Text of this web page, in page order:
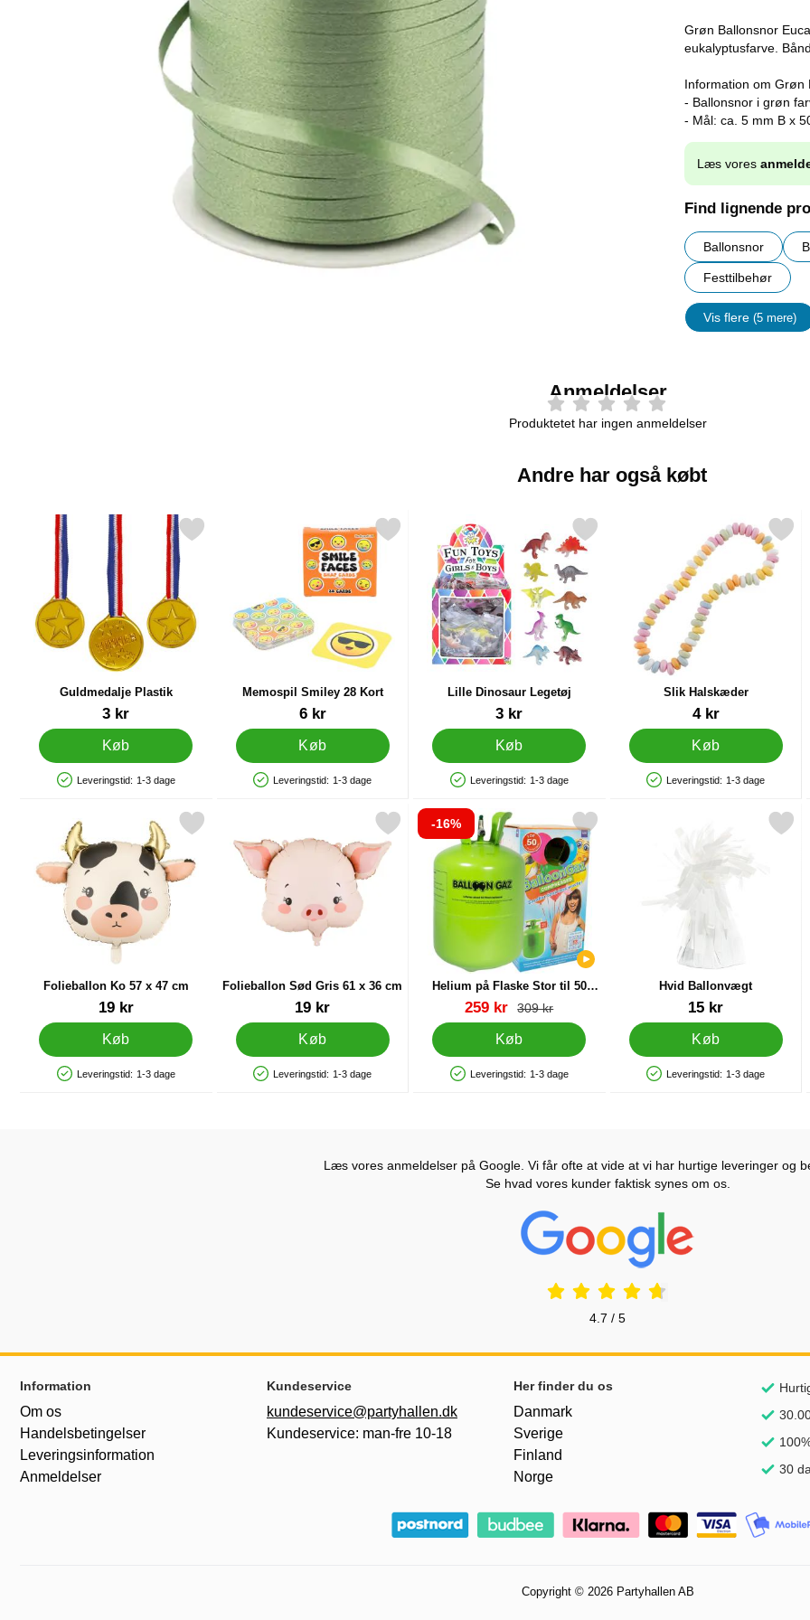
Grøn Ballonsnor
eukalyptusfarve.
Information om Grøn
- Ballonsnor i grøn
- Mål: ca. 5 mm B x
Læs vores
Find lignende
Ballonsnor
Festtilbehør
Vis flere (5 mere)
Anmeldelser
Produktetet har ingen anmeldelser
Andre har også købt
Guldmedalje Plastik
3 kr
Køb
Produkttilgængelighed: På lager
Leveringstid: 1-3 dage
Markér guldmedalje Plastik som favorit
Memospil Smiley 28 Kort
6 kr
Køb
Produkttilgængelighed: På lager
Leveringstid: 1-3 dage
Markér memospil Smiley 28 Kort som favorit
Lille Dinosaur Legetøj
3 kr
Køb
Produkttilgængelighed: På lager
Leveringstid: 1-3 dage
Markér lille Dinosaur Legetøj som favorit
Slik Halskæder
4 kr
Køb
Produkttilgængelighed: På lager
Leveringstid: 1-3 dage
Markér slik Halskæder
Folieballon Ko 57 x 47 cm
19 kr
Køb
Produkttilgængelighed: På lager
Leveringstid: 1-3 dage
Markér folieballon Ko 57 x 47 cm som favorit
Folieballon Sød Gris 61 x 36 cm
19 kr
Køb
Produkttilgængelighed: På lager
Leveringstid: 1-3 dage
Markér folieballon Sød Gris 61 x 36 cm som favorit
-16%
Helium på Flaske Stor til 50
Balloner (20-25 cm)
Varenr 13480
pris
259 kr pris
309 kr
Køb
Produkttilgængelighed: På lager
Leveringstid: 1-3 dage
Markér helium på Flaske Stor til 50 Balloner (20-25 cm) som favorit
Hvid Ballonvægt
15 kr
Køb
Produkttilgængelighed: På lager
Leveringstid: 1-3 dage
Markér hvid
Læs vores anmeldelser på Google. Vi får ofte at vide at vi har hurtige leveringer og
Se hvad vores kunder faktisk synes om os.
Prisjakt Anmeldelser: 4.7 Stjerne
4.7 / 5
Sidefodsinhold Blandet info og links
Information
Om os
Handelsbetingelser
Leveringsinformation
Anmeldelser
Kundeservice
kundeservice@partyhallen.dk
Kundeservice: man-fre 10-18
Her finder du os
Danmark
Sverige
Finland
Norge
30
Copyright © 2026 Partyhallen AB